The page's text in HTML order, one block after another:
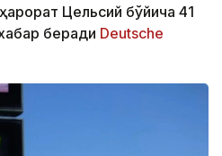
Цельсий бўйича 41
беради Deutsche